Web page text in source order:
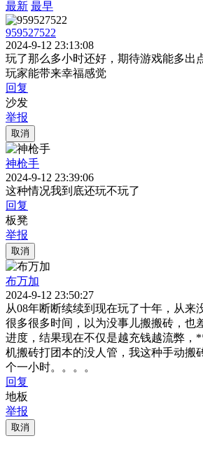
最新 最早
959527522
2024-9-12 23:13:08
玩了那么多小时还好，期待游戏能多出
玩家能带来幸福感觉
回复
沙发
举报
取消
神枪手
2024-9-12 23:39:06
这种情况我到底还玩不玩了
回复
板凳
举报
取消
布万加
2024-9-12 23:50:27
从08年断断续续到现在玩了十年，从来
很多很多时间，以为没事儿搬搬砖，也
进度，结果现在不仅是越充钱越流弊，
机搬砖打团本的没人管，我这种手动搬
个一小时。。。。
回复
地板
举报
取消